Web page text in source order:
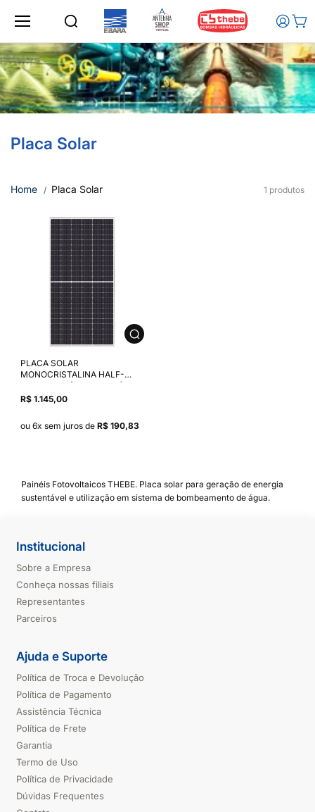
conteúd
Placa Solar
Home Placa Solar 1 produtos
PLACA SOLAR
MONOCRISTALINA HALF-
CELL 550W (ESPM550W) -
144 CELULAS - 2278x1134x30
R$ 1.145,00
ou 6x sem juros de R$ 190,83
Painéis Fotovoltaicos THEBE. Placa solar para geração de energia
sustentável e utilização em sistema de bombeamento de água.
Institucional
Sobre a Empresa
Conheça nossas filiais
Representantes
Parceiros
Ajuda e Suporte
Política de Troca e Devolução
Política de Pagamento
Assistência Técnica
Política de Frete
Garantia
Termo de Uso
Política de Privacidade
Dúvidas Frequentes